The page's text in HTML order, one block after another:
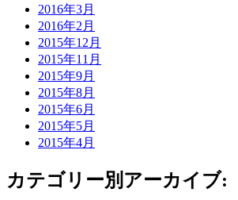
2016年3月
2016年2月
2015年12月
2015年11月
2015年9月
2015年8月
2015年6月
2015年5月
2015年4月
カテゴリー別アーカイブ: